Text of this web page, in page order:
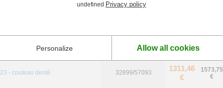
32899/118132S
23 - couteau denté 32899/57093
1311,46
€
1573,75
€
undefined Privacy policy
Personalize Allow all cookies